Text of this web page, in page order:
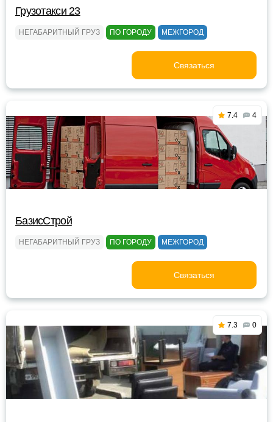
Грузотакси 23
НЕГАБАРИТНЫЙ ГРУЗ ПО ГОРОДУ МЕЖГОРОД
Связаться
7.4 4
БазисСтрой
НЕГАБАРИТНЫЙ ГРУЗ ПО ГОРОДУ МЕЖГОРОД
Связаться
7.3 0